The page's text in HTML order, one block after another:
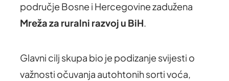
područje Bosne i Hercegovine zadužena
Mreža za ruralni razvoj u BiH.
Glavni cilj skupa bio je podizanje svijesti o
važnosti očuvanja autohtonih sorti voća,